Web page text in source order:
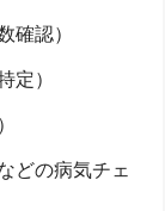
確認）
定）
どの病気チェ